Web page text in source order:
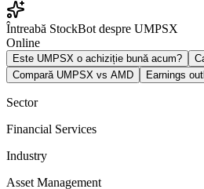
Întreabă StockBot despre UMPSX
Online
Este UMPSX o achiziție bună acum?
Compară UMPSX vs AMD
Earnings
Sector
Financial Services
Industry
Asset Management